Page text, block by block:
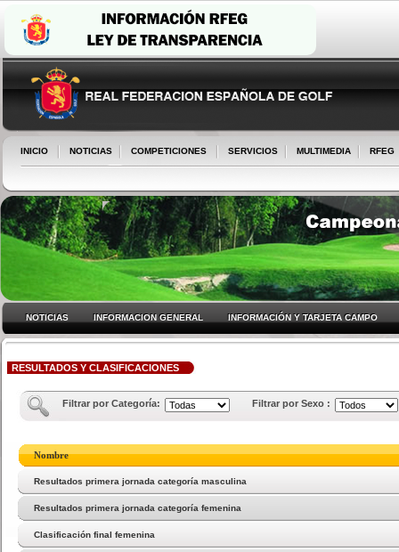
INICIO NOTICIAS COMPETICIONES SERVICIOS MULTIMEDIA RFEG
NOTICIAS INFORMACION GENERAL INFORMACIÓN Y TARJETA CAMPO
RESULTADOS Y CLASIFICACIONES
Filtrar por Categoría: Filtrar por Sexo :
Nombre
Resultados primera jornada categoría masculina
Resultados primera jornada categoría femenina
Clasificación final femenina